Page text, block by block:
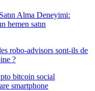
robo-advisors sont-ils de
?